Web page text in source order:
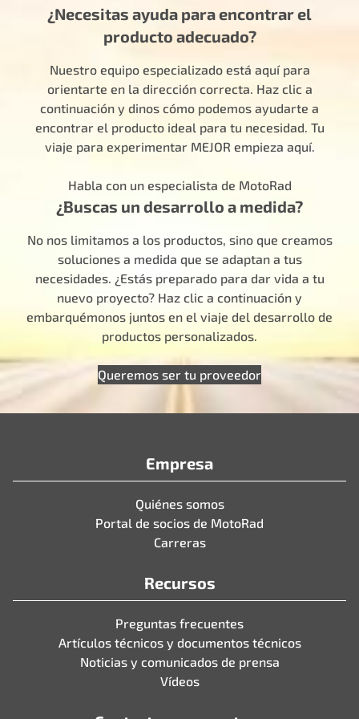
¿Necesitas ayuda para encontrar el
producto adecuado?
Nuestro equipo especializado está aquí para
orientarte en la dirección correcta. Haz clic a
continuación y dinos cómo podemos ayudarte a
encontrar el producto ideal para tu necesidad. Tu
viaje para experimentar MEJOR empieza aquí.
Habla con un especialista de MotoRad
¿Buscas un desarrollo a medida?
No nos limitamos a los productos, sino que creamos
soluciones a medida que se adaptan a tus
necesidades. ¿Estás preparado para dar vida a tu
nuevo proyecto? Haz clic a continuación y
embarquémonos juntos en el viaje del desarrollo de
productos personalizados.
Queremos ser tu proveedor
Empresa
Quiénes somos
Portal de socios de MotoRad
Carreras
Recursos
Preguntas frecuentes
Artículos técnicos y documentos técnicos
Noticias y comunicados de prensa
Vídeos